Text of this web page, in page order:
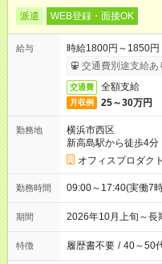
派遣 WEB登録・面接OK
給与
時給1800円～1850
交通費別途支給あ
交通費 全額支給
月収例 25～30万円
勤務地
横浜市西区
新高島駅から徒歩4分
オフィスプロダク
勤務時間 09:00～17:40(実働7
期間 2026年10月上旬～
特徴 履歴書不要 / 40～50